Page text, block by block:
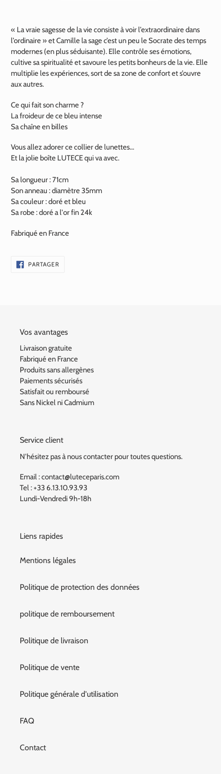
d'un
produit
votre
panier
« La vraie sagesse de la vie consiste à voir l’extraordinaire dans
l’ordinaire » et Camille la sage c’est un peu le Socrate des temps
modernes (en plus séduisante). Elle contrôle ses émotions,
cultive sa spiritualité et savoure les petits bonheurs de la vie. Elle
multiplie les expériences, sort de sa zone de confort et s’ouvre
aux autres.
Ce qui fait son charme ?
La froideur de ce bleu intense
Sa chaîne en billes
Vous allez adorer ce collier de lunettes...
Et la jolie boîte LUTECE qui va avec.
Sa longueur : 71cm
Son anneau : diamètre 35mm
Sa couleur : doré et bleu
Sa robe : doré a l'or fin 24k
Fabriqué en France
PARTAGERPARTAGER
SUR
Vos avantages
Livraison gratuite
Fabriqué en France
Produits sans allergènes
Paiements sécurisés
Satisfait ou remboursé
Sans Nickel ni Cadmium
Service client
N'hésitez pas à nous contacter pour toutes questions.
Email : contact@luteceparis.com
Tel : +33 6.13.10.93.93
Lundi-Vendredi 9h-18h
Liens rapides
Mentions légales
Politique de protection des données
politique de remboursement
Politique de livraison
Politique de vente
Politique générale d'utilisation
FAQ
Contact